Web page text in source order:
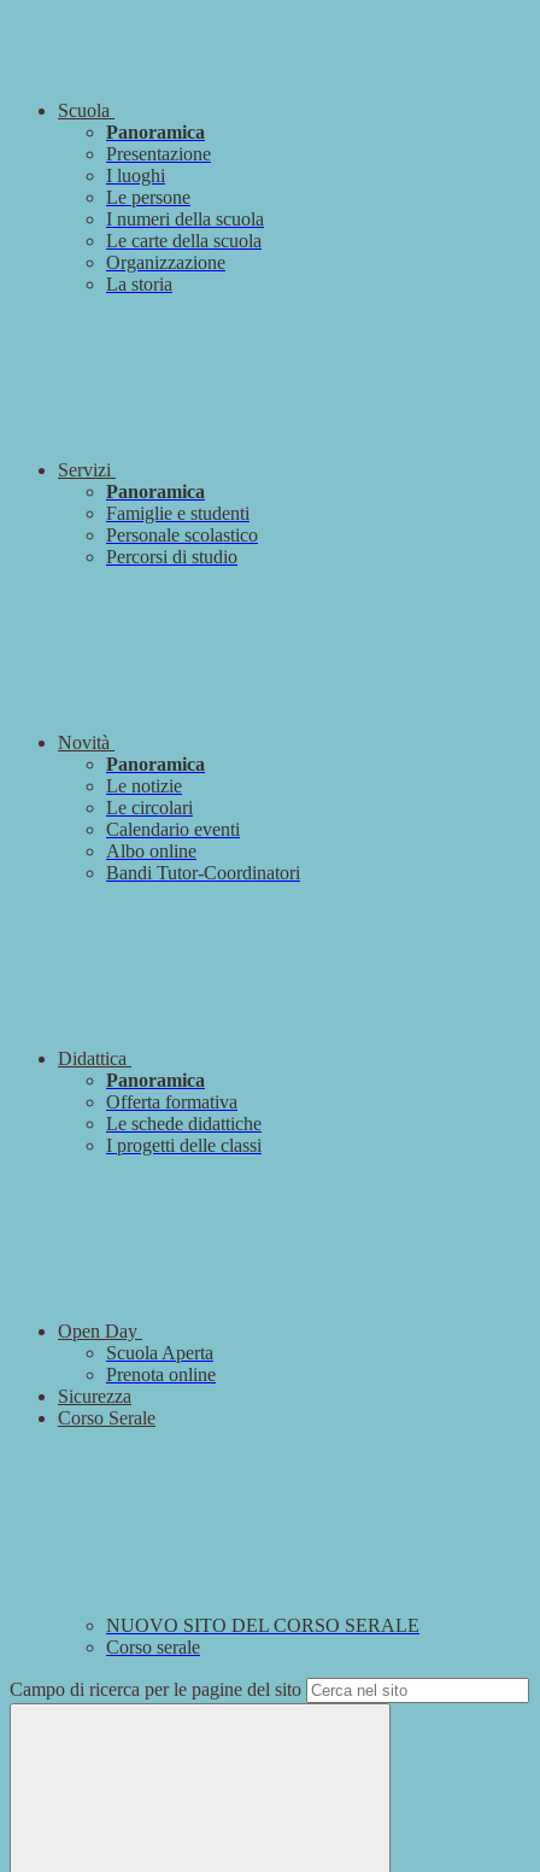
Scuola
Panoramica
Presentazione
I luoghi
Le persone
I numeri della scuola
Le carte della scuola
Organizzazione
La storia
Servizi
Panoramica
Famiglie e studenti
Personale scolastico
Percorsi di studio
Novità
Panoramica
Le notizie
Le circolari
Calendario eventi
Albo online
Bandi Tutor-Coordinatori
Didattica
Panoramica
Offerta formativa
Le schede didattiche
I progetti delle classi
Open Day
Scuola Aperta
Prenota online
Sicurezza
Corso Serale
NUOVO SITO DEL CORSO SERALE
Corso serale
Campo di ricerca per le pagine del sito